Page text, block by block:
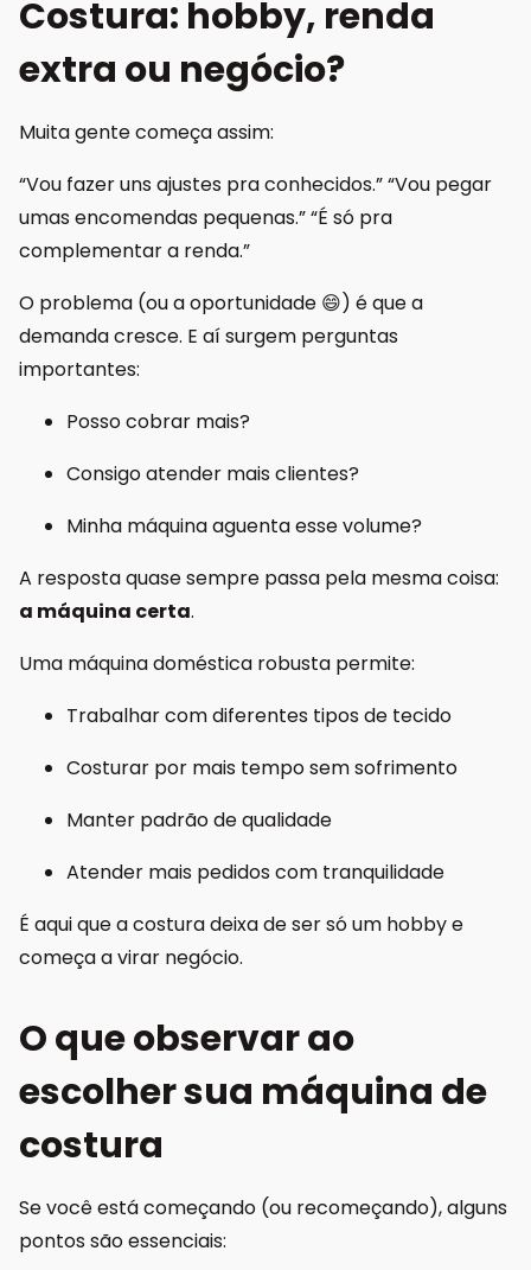
Costura: hobby, renda
extra ou negócio?
Muita gente começa assim:
“Vou fazer uns ajustes pra conhecidos.” “Vou pegar
umas encomendas pequenas.” “É só pra
complementar a renda.”
O problema (ou a oportunidade 😄) é que a
demanda cresce. E aí surgem perguntas
importantes:
Posso cobrar mais?
Consigo atender mais clientes?
Minha máquina aguenta esse volume?
A resposta quase sempre passa pela mesma coisa:
a máquina certa.
Uma máquina doméstica robusta permite:
Trabalhar com diferentes tipos de tecido
Costurar por mais tempo sem sofrimento
Manter padrão de qualidade
Atender mais pedidos com tranquilidade
É aqui que a costura deixa de ser só um hobby e
começa a virar negócio.
O que observar ao
escolher sua máquina de
costura
Se você está começando (ou recomeçando), alguns
pontos são essenciais: